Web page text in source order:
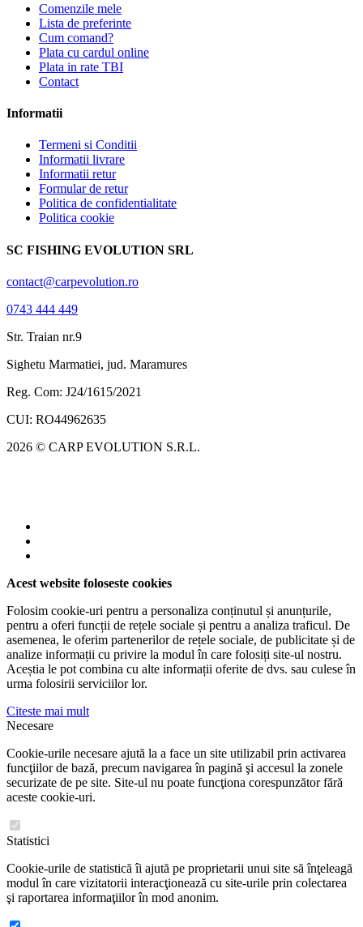
Comenzile mele
Lista de preferinte
Cum comand?
Plata cu cardul online
Plata in rate TBI
Contact
Informatii
Termeni si Conditii
Informatii livrare
Informatii retur
Formular de retur
Politica de confidentialitate
Politica cookie
SC FISHING EVOLUTION SRL
contact@carpevolution.ro
0743 444 449
Str. Traian nr.9
Sighetu Marmatiei, jud. Maramures
Reg. Com: J24/1615/2021
CUI: RO44962635
2026 © CARP EVOLUTION S.R.L.
Acest website foloseste cookies
Folosim cookie-uri pentru a personaliza conținutul și anunțurile,
pentru a oferi funcții de rețele sociale și pentru a analiza traficul. De
asemenea, le oferim partenerilor de rețele sociale, de publicitate și de
analize informații cu privire la modul în care folosiți site-ul nostru.
Aceștia le pot combina cu alte informații oferite de dvs. sau culese în
urma folosirii serviciilor lor.
Citeste mai mult
Necesare
Cookie-urile necesare ajută la a face un site utilizabil prin activarea
funcţiilor de bază, precum navigarea în pagină şi accesul la zonele
securizate de pe site. Site-ul nu poate funcţiona corespunzător fără
aceste cookie-uri.
Statistici
Cookie-urile de statistică îi ajută pe proprietarii unui site să înţeleagă
modul în care vizitatorii interacţionează cu site-urile prin colectarea
şi raportarea informaţiilor în mod anonim.